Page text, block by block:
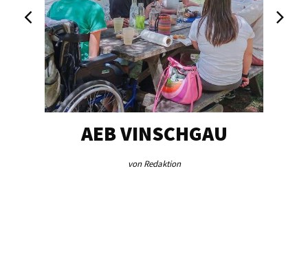
AEB VINSCHGAU
von Redaktion